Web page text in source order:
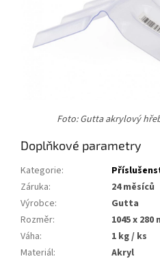
Foto: Gutta akrylový
Doplňkové parametry
Kategorie:
Záruka:
24 měsíců
Výrobce:
Gutta
Rozměr:
1045 x 280
Váha:
1 kg / ks
Materiál:
akryl